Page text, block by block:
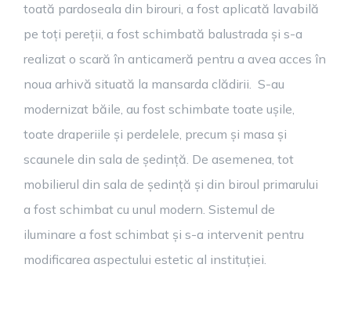
toată pardoseala din birouri, a fost aplicată lavabilă
pe toți pereții, a fost schimbată balustrada și s-a
realizat o scară în anticameră pentru a avea acces în
noua arhivă situată la mansarda clădirii. S-au
modernizat băile, au fost schimbate toate ușile,
toate draperiile și perdelele, precum și masa și
scaunele din sala de ședință. De asemenea, tot
mobilierul din sala de ședință și din biroul primarului
a fost schimbat cu unul modern. Sistemul de
iluminare a fost schimbat și s-a intervenit pentru
modificarea aspectului estetic al instituției.